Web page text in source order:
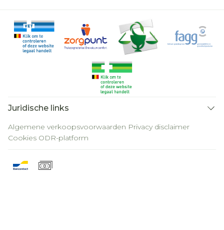
Juridische links
Algemene verkoopsvoorwaarden Privacy disclaimer
Cookies ODR-platform